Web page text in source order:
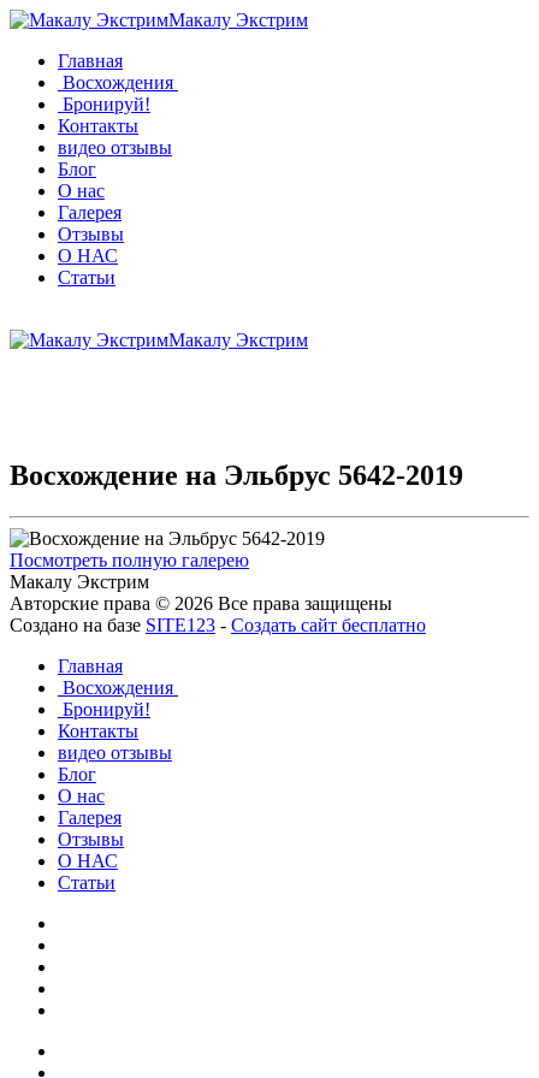
Макалу Экстрим
Главная
Восхождения
Бронируй!
Контакты
видео отзывы
Блог
О нас
Галерея
Отзывы
О НАС
Статьи
Макалу Экстрим
Восхождение на Эльбрус 5642-2019
Посмотреть полную галерею
Макалу Экстрим
Авторские права © 2026 Все права защищены
Создано на базе SITE123 - Создать сайт бесплатно
Главная
Восхождения
Бронируй!
Контакты
видео отзывы
Блог
О нас
Галерея
Отзывы
О НАС
Статьи